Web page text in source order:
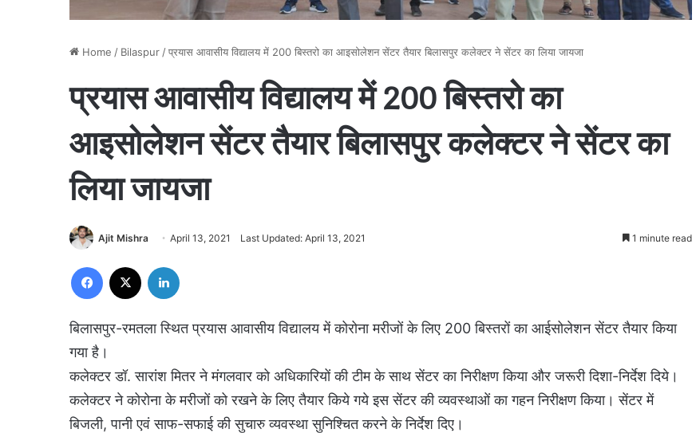
Home / Bilaspur/प्रयास आवासीय विद्यालय में 200 बिस्तरो का आइसोलेशन सेंटर तैयार बिलासपुर कलेक्टर ने सेंटर का लिया जायजा
प्रयास आवासीय विद्यालय में 200 बिस्तरो का
आइसोलेशन सेंटर तैयार बिलासपुर कलेक्टर ने सेंटर का
लिया जायजा
Ajit Mishra April 13, 2021 Last Updated: April 13, 2021 1 minute read
Facebook
बिलासपुर-रमतला स्थित प्रयास आवासीय विद्यालय में कोरोना मरीजों के लिए 200 बिस्तरों का आईसोलेशन सेंटर तैयार किया
गया है।
कलेक्टर डॉ. सारांश मितर ने मंगलवार को अधिकारियों की टीम के साथ सेंटर का निरीक्षण किया और जरूरी दिशा-निर्देश दिये।
कलेक्टर ने कोरोना के मरीजों को रखने के लिए तैयार किये गये इस सेंटर की व्यवस्थाओं का गहन निरीक्षण किया। सेंटर में
बिजली, पानी एवं साफ-सफाई की सुचारु व्यवस्था सुनिश्चित करने के निर्देश दिए।